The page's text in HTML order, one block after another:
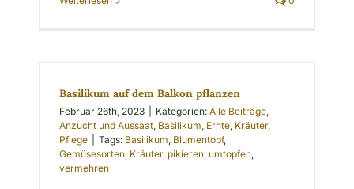
Basilikum auf dem Balkon pflanzen
Februar 26th, 2023 Kategorien:Alle Beiträge,
Anzucht und Aussaat, Basilikum, Ernte, Kräuter,
Pflege
Tags: Basilikum, Blumentopf,
Gemüsesorten, Kräuter, pikieren, umtopfen,
vermehren